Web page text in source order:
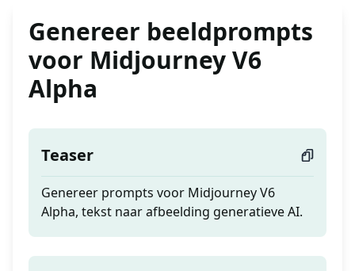
Genereer beeldprompts
voor Midjourney V6
Alpha
Teaser
Genereer prompts voor Midjourney V6
Alpha, tekst naar afbeelding generatieve AI.